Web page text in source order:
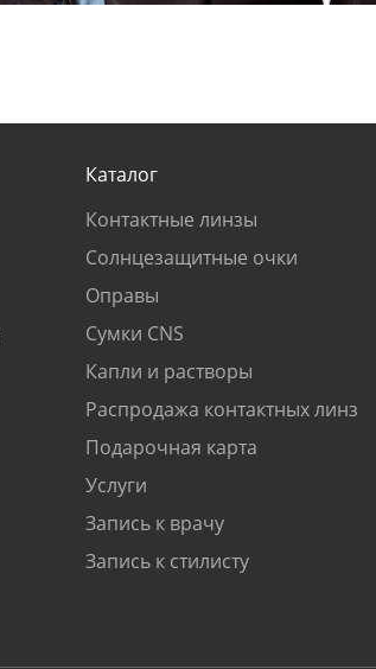
Каталог
Контактные линзы
Солнцезащитные очки
Оправы
Сумки CNS
Капли и растворы
Распродажа контактных линз
Подарочная карта
Услуги
Запись к врачу
Запись к стилисту